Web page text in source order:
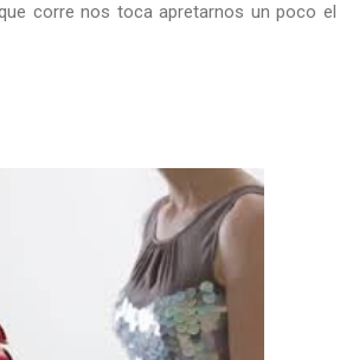
corre nos toca apretarnos un poco